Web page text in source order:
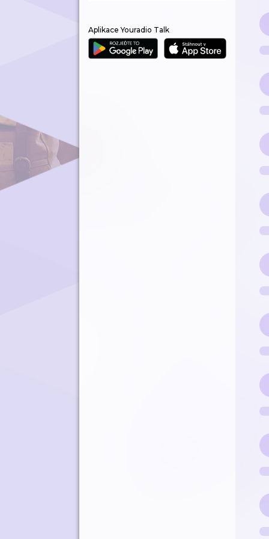
Aplikace Youradio Talk